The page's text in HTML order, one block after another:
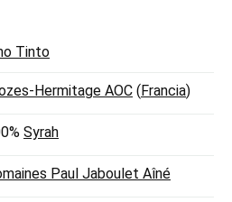
Tinto
Hermitage AOC (Francia)
Syrah
Paul Jaboulet Aîné